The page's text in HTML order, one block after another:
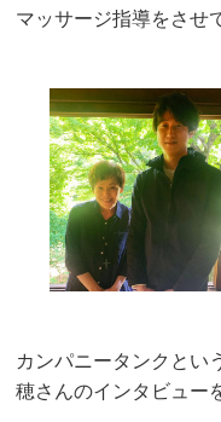
マッサージ指導をさせ
カンパニータンクとい
穂さんのインタビュー